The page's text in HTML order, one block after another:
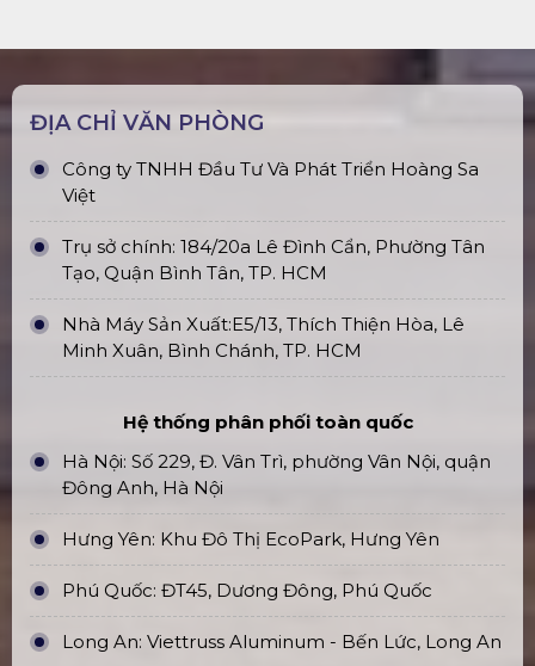
ĐỊA CHỈ VĂN PHÒNG
Công ty TNHH Đầu Tư Và Phát Triển Hoàng Sa
Việt
Trụ sở chính: 184/20a Lê Đình Cẩn, Phường Tân
Tạo, Quận Bình Tân, TP. HCM
Nhà Máy Sản Xuất:E5/13, Thích Thiện Hòa, Lê
Minh Xuân, Bình Chánh, TP. HCM
Hệ thống phân phối toàn quốc
Hà Nội: Số 229, Đ. Vân Trì, phường Vân Nội, quận
Đông Anh, Hà Nội
Hưng Yên: Khu Đô Thị EcoPark, Hưng Yên
Phú Quốc: ĐT45, Dương Đông, Phú Quốc
Long An: Viettruss Aluminum - Bến Lức, Long An